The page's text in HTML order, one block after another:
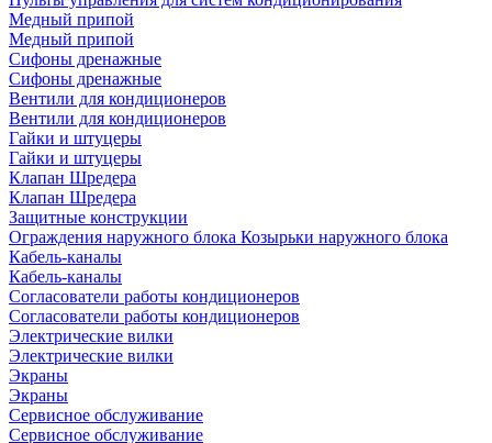
Медный припой
Медный припой
Сифоны дренажные
Сифоны дренажные
Вентили для кондиционеров
Вентили для кондиционеров
Гайки и штуцеры
Гайки и штуцеры
Клапан Шредера
Клапан Шредера
Защитные конструкции
Ограждения наружного блока Козырьки наружного блока
Кабель-каналы
Кабель-каналы
Согласователи работы кондиционеров
Согласователи работы кондиционеров
Электрические вилки
Электрические вилки
Экраны
Экраны
Сервисное обслуживание
Сервисное обслуживание